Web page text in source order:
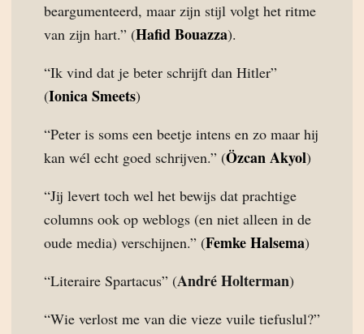
beargumenteerd, maar zijn stijl volgt het ritme
van zijn hart.” (Hafid Bouazza).
“Ik vind dat je beter schrijft dan Hitler”
(Ionica Smeets)
“Peter is soms een beetje intens en zo maar hij
kan wél echt goed schrijven.” (Özcan Akyol)
“Jij levert toch wel het bewijs dat prachtige
columns ook op weblogs (en niet alleen in de
oude media) verschijnen.” (Femke Halsema)
“Literaire Spartacus” (André Holterman)
“Wie verlost me van die vieze vuile tiefuslul?”